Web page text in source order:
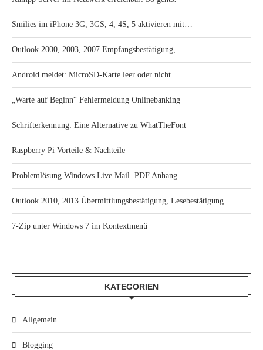
Smilies im iPhone 3G, 3GS, 4, 4S, 5 aktivieren mit…
Outlook 2000, 2003, 2007 Empfangsbestätigung,…
Android meldet: MicroSD-Karte leer oder nicht…
„Warte auf Beginn“ Fehlermeldung Onlinebanking
Schrifterkennung: Eine Alternative zu WhatTheFont
Raspberry Pi Vorteile & Nachteile
Problemlösung Windows Live Mail .PDF Anhang
Outlook 2010, 2013 Übermittlungsbestätigung, Lesebestätigung
7-Zip unter Windows 7 im Kontextmenü
KATEGORIEN
Allgemein
Blogging